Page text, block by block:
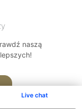
Live chat
naszą